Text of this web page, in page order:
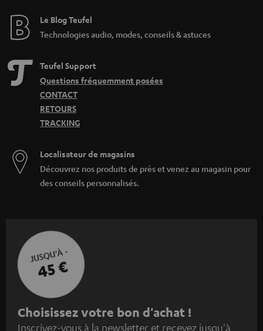
Le Blog Teufel
Technologies audio, modes, conseils & astuces
Teufel Support
Questions fréquemment posées
CONTACT
RETOURS
TRACKING
Localisateur de magasins
Découvrez nos produits de près et venez au magasin pour
des conseils personnalisés.
JUSQU'À -
45 €
I
Choisissez votre bon d'achat !
Inscrivez-vous à la newsletter et recevez jusqu'à